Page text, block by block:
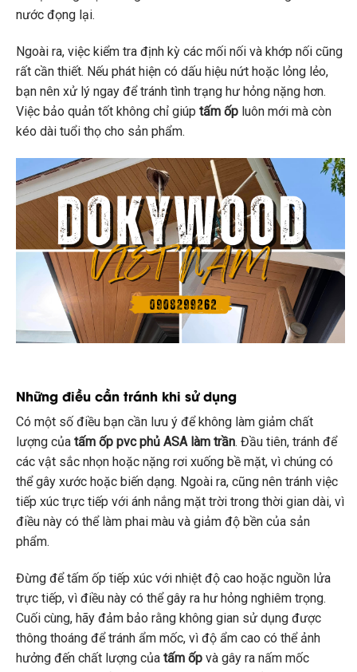
nước đọng lại.
Ngoài ra, việc kiểm tra định kỳ các mối nối và khớp nối cũng
rất cần thiết. Nếu phát hiện có dấu hiệu nứt hoặc lỏng lẻo,
bạn nên xử lý ngay để tránh tình trạng hư hỏng nặng hơn.
Việc bảo quản tốt không chỉ giúp tấm ốp luôn mới mà còn
kéo dài tuổi thọ cho sản phẩm.
Những điều cần tránh khi sử dụng
Có một số điều bạn cần lưu ý để không làm giảm chất
lượng của tấm ốp pvc phủ ASA làm trần. Đầu tiên, tránh để
các vật sắc nhọn hoặc nặng rơi xuống bề mặt, vì chúng có
thể gây xước hoặc biến dạng. Ngoài ra, cũng nên tránh việc
tiếp xúc trực tiếp với ánh nắng mặt trời trong thời gian dài, vì
điều này có thể làm phai màu và giảm độ bền của sản
phẩm.
Đừng để tấm ốp tiếp xúc với nhiệt độ cao hoặc nguồn lửa
trực tiếp, vì điều này có thể gây ra hư hỏng nghiêm trọng.
Cuối cùng, hãy đảm bảo rằng không gian sử dụng được
thông thoáng để tránh ẩm mốc, vì độ ẩm cao có thể ảnh
hưởng đến chất lượng của tấm ốp và gây ra nấm mốc